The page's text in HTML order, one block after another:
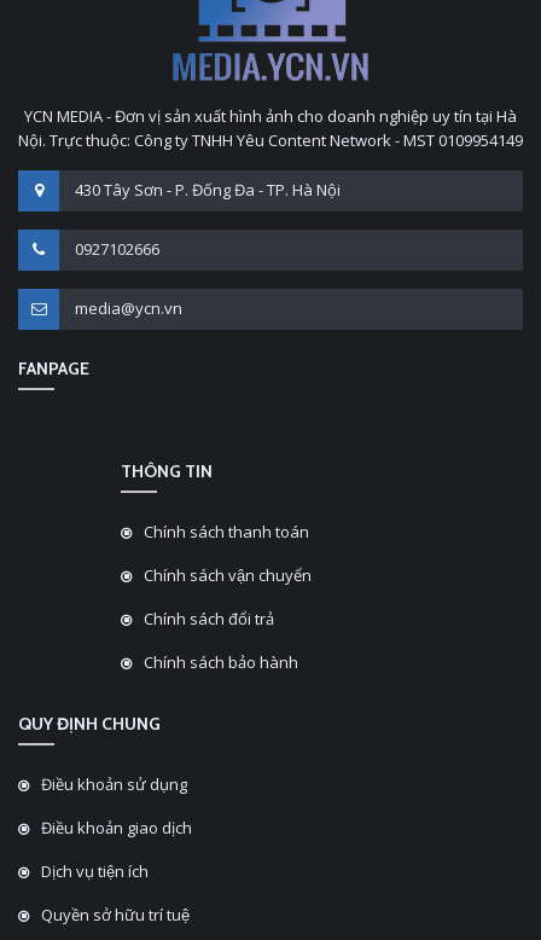
YCN MEDIA - Đơn vị sản xuất hình ảnh cho doanh nghiệp uy tín tại Hà
Nội. Trực thuộc: Công ty TNHH Yêu Content Network - MST 0109954149
430 Tây Sơn - P. Đống Đa - TP. Hà Nội
0927102666
media@ycn.vn
FANPAGE
THÔNG TIN
Chính sách thanh toán
Chính sách vận chuyển
Chính sách đổi trả
Chính sách bảo hành
QUY ĐỊNH CHUNG
Điều khoản sử dụng
Điều khoản giao dịch
Dịch vụ tiện ích
Quyền sở hữu trí tuệ